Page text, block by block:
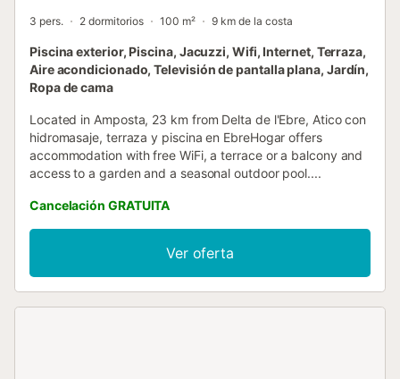
3 pers. 2 dormitorios 100 m² 9 km de la costa
Piscina exterior, Piscina, Jacuzzi, Wifi, Internet, Terraza,
Aire acondicionado, Televisión de pantalla plana, Jardín,
Ropa de cama
Located in Amposta, 23 km from Delta de l'Ebre, Atico con
hidromasaje, terraza y piscina en EbreHogar offers
accommodation with free WiFi, a terrace or a balcony and
access to a garden and a seasonal outdoor pool....
Cancelación GRATUITA
Ver oferta